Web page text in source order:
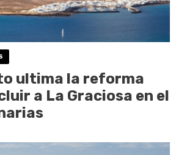
ultima la reforma
a La Graciosa en el